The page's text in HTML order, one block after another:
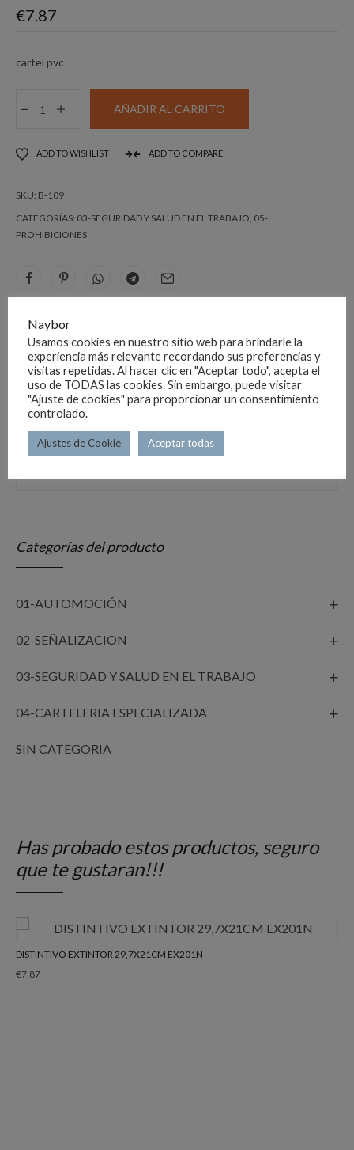
Categorías del producto
01-AUTOMOCIÓN
02-SEÑALIZACION
03-SEGURIDAD Y SALUD EN EL TRABAJO
04-CARTELERIA ESPECIALIZADA
SIN CATEGORIA
€7.87
cartel pvc
PVC
4
cantidad
AÑADIR AL CARRITO
ADD TO WISHLIST ADD TO COMPARE
SKU: B-109
CATEGORÍAS: 03-SEGURIDAD Y SALUD EN EL TRABAJO, 05-
PROHIBICIONES
DESCRIPCIÓN
Se puede personalizar el texto, sería con la ref B-100.
Has probado estos productos, seguro
que te gustaran!!!
DISTINTIVO EXTINTOR 29,7X21CM EX201N
€7.87
Naybor
Usamos cookies en nuestro sitio web para brindarle la
experiencia más relevante recordando sus preferencias y
visitas repetidas. Al hacer clic en "Aceptar todo", acepta el
uso de TODAS las cookies. Sin embargo, puede visitar
"Ajuste de cookies" para proporcionar un consentimiento
controlado.
Ajustes de Cookie Aceptar todas